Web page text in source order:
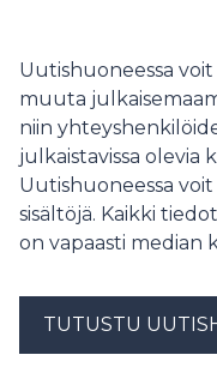
(17tech.fi) ja saada
Mahdollisuuteen
asiantuntijatukea
johtavien toimijoiden
Uutishuoneessa
muuta
niin
julkaistavissa olevia
Uutishuoneessa voit
sisältöjä. Kaikki
on vapaasti median
TUTUSTU